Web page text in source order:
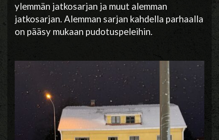
ylemmän jatkosarjan ja muut alemman
jatkosarjan. Alemman sarjan kahdella parhaalla
on pääsy mukaan pudotuspeleihin.